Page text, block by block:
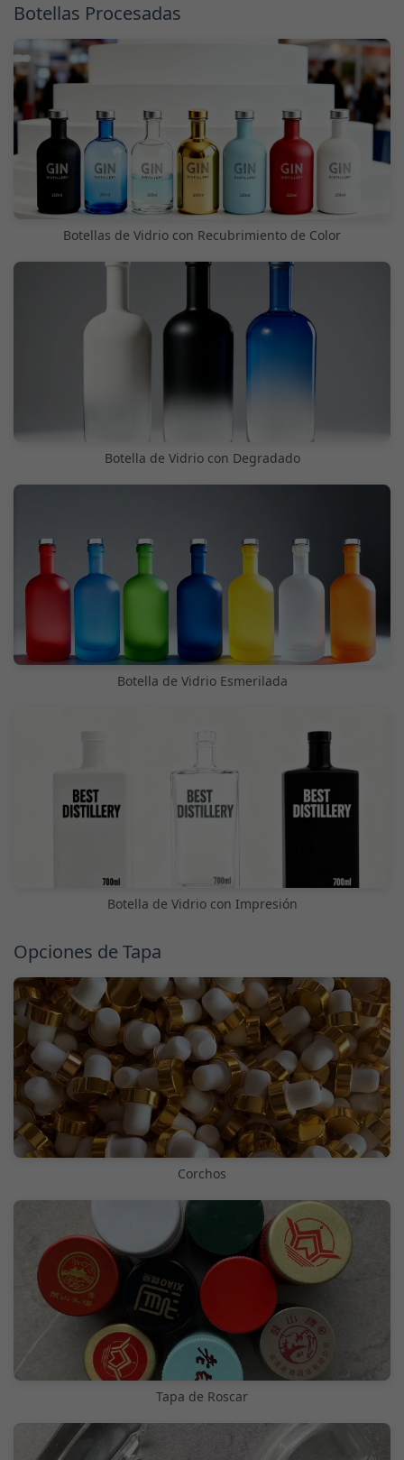
Botellas Procesadas
Botellas de Vidrio con Recubrimiento de Color
Botella de Vidrio con Degradado
Botella de Vidrio Esmerilada
Botella de Vidrio con Impresión
Opciones de Tapa
Corchos
Tapa de Roscar